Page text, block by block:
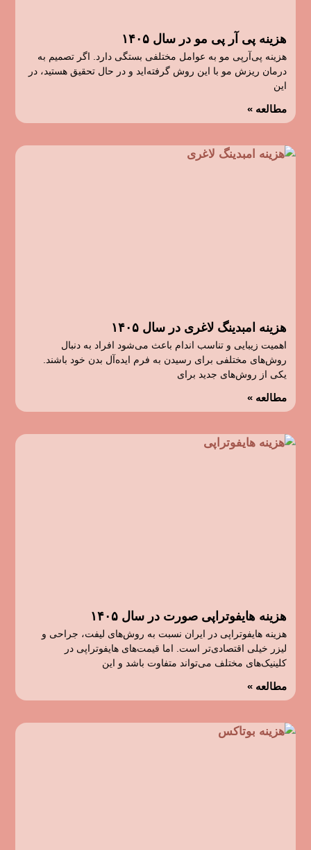
هزینه پی آر پی مو در سال ۱۴۰۵
هزینه پی‌آرپی مو به عوامل مختلفی بستگی دارد. اگر تصمیم به
درمان ریزش مو با این روش گرفته‌اید و در حال تحقیق هستید، در
این
مطالعه »
هزینه امبدینگ لاغری در سال ۱۴۰۵
اهمیت زیبایی و تناسب اندام باعث می‌شود افراد به دنبال
روش‌های مختلفی برای رسیدن به فرم ایده‌آل بدن خود باشند.
یکی از روش‌های جدید برای
مطالعه »
هزینه هایفوتراپی صورت در سال ۱۴۰۵
هزینه هایفوتراپی در ایران نسبت به روش‌های لیفت، جراحی و
لیزر خیلی اقتصادی‌تر است. اما قیمت‌های هایفوتراپی در
کلینیک‌های مختلف می‌تواند متفاوت باشد و این
مطالعه »